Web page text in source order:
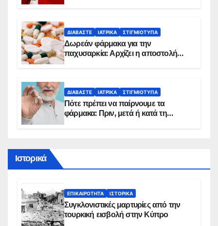
ΔΙΑΒΆΣΤΕ ΙΑΤΡΙΚΆ ΣΤΙΓΜΙΌΤΥΠΑ
Δωρεάν φάρμακα για την
παχυσαρκία: Αρχίζει η αποστολή
ΔΙΑΒΆΣΤΕ ΙΑΤΡΙΚΆ ΣΤΙΓΜΙΌΤΥΠΑ
Πότε πρέπει να παίρνουμε τα
φάρμακα: Πριν, μετά ή κατά τη
Ιστορικά
ΕΠΙΚΑΙΡΌΤΗΤΑ ΙΣΤΟΡΙΚΆ
Συγκλονιστικές μαρτυρίες από την
τουρκική εισβολή στην Κύπρο